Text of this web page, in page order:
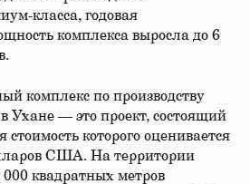
класса, годовая
комплекса выросла до 6
комплекс по производству
Ухане — это проект, состоящий
стоимость которого оценивается
США. На территории
квадратных метров